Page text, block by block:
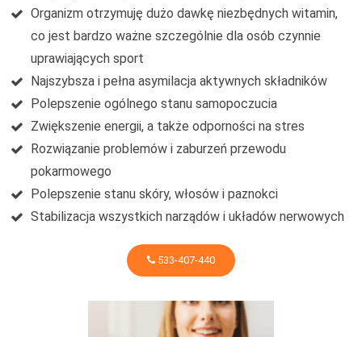
Organizm otrzymuję dużo dawkę niezbędnych witamin,
co jest bardzo ważne szczególnie dla osób czynnie
uprawiających sport
Najszybsza i pełna asymilacja aktywnych składników
Polepszenie ogólnego stanu samopoczucia
Zwiększenie energii, a także odporności na stres
Rozwiązanie problemów i zaburzeń przewodu
pokarmowego
Polepszenie stanu skóry, włosów i paznokci
Stabilizacja wszystkich narządów i układów nerwowych
533-407-440